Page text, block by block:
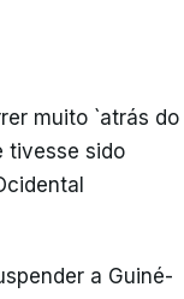
muito `atrás do
tivesse sido
a Guiné-